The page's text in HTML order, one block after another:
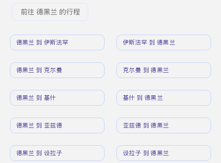
前往 德黑兰 的行程
德黑兰 到 伊斯法罕 伊斯法罕 到 德黑兰
德黑兰 到 克尔曼 克尔曼 到 德黑兰
德黑兰 到 基什 基什 到 德黑兰
德黑兰 到 亚兹德 亚兹德 到 德黑兰
德黑兰 到 设拉子 设拉子 到 德黑兰